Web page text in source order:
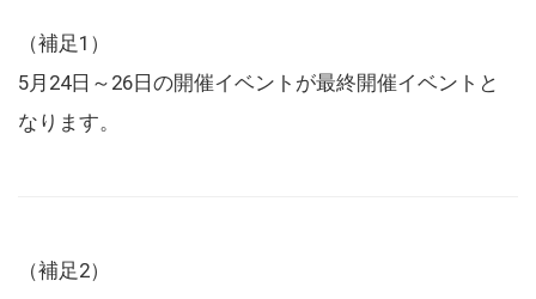
（補足1）
5月24日～26日の開催イベントが最終開催イベントと
なります。
（補足2）